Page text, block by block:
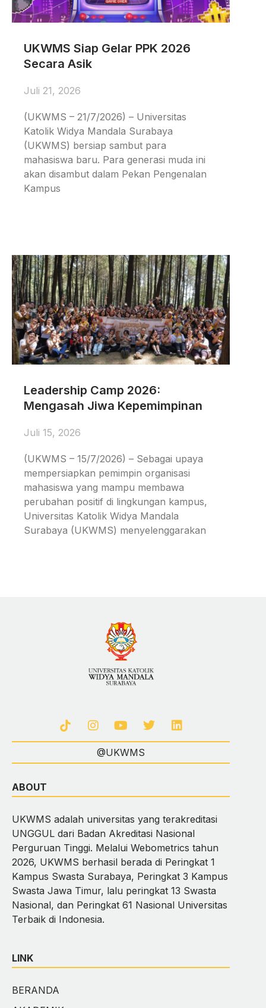
UKWMS Siap Gelar PPK 2026
Secara Asik
Juli 21, 2026
(UKWMS – 21/7/2026) – Universitas
Katolik Widya Mandala Surabaya
(UKWMS) bersiap sambut para
mahasiswa baru. Para generasi muda ini
akan disambut dalam Pekan Pengenalan
Kampus
Leadership Camp 2026:
Mengasah Jiwa Kepemimpinan
Juli 15, 2026
(UKWMS – 15/7/2026) – Sebagai upaya
mempersiapkan pemimpin organisasi
mahasiswa yang mampu membawa
perubahan positif di lingkungan kampus,
Universitas Katolik Widya Mandala
Surabaya (UKWMS) menyelenggarakan
@UKWMS
ABOUT
UKWMS adalah universitas yang terakreditasi
UNGGUL dari Badan Akreditasi Nasional
Perguruan Tinggi. Melalui Webometrics tahun
2026, UKWMS berhasil berada di Peringkat 1
Kampus Swasta Surabaya, Peringkat 3 Kampus
Swasta Jawa Timur, lalu peringkat 13 Swasta
Nasional, dan Peringkat 61 Nasional Universitas
Terbaik di Indonesia.
LINK
BERANDA